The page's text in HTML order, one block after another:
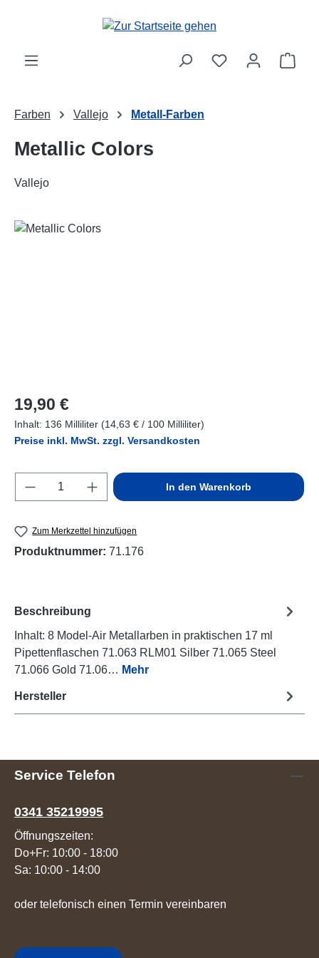
Zum Hauptinhalt springen
Farben Vallejo Metall-Farben
Metallic Colors
Vallejo
Bildergalerie überspringen
Regulärer Preis:
19,90 €
Inhalt: 136 Milliliter (14,63 € / 100 Milliliter)
Preise inkl. MwSt. zzgl. Versandkosten
Produkt Anzahl: Gib den gewünschten
In den Warenkorb
Zum Merkzettel hinzufügen
Produktnummer: 71.176
Beschreibung
Inhalt: 8 Model-Air Metallarben in praktischen 17 ml
Pipettenflaschen 71.063 RLM01 Silber 71.065 Steel
71.066 Gold 71.06… Mehr
Hersteller
Service Telefon
0341 35219995
Öffnungszeiten:
Do+Fr: 10:00 - 18:00
Sa: 10:00 - 14:00
oder telefonisch einen Termin vereinbaren